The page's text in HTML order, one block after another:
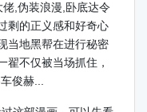
,伪装浪漫,卧底达令
剩的正义感和好奇心
当地黑帮在进行秘密
翟不仅被当场抓住，
俊赫...